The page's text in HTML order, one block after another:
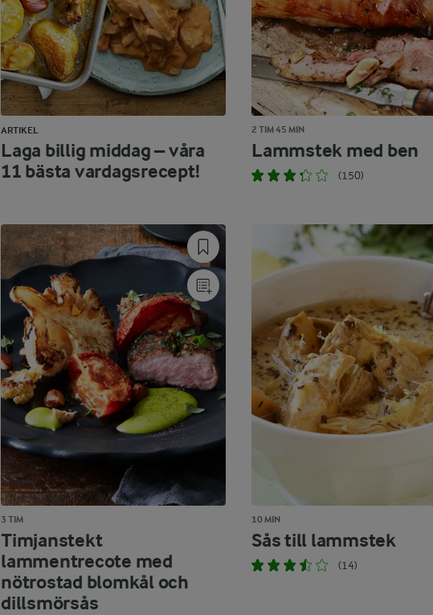
ARTIKEL
Laga billig middag – våra
11 bästa vardagsrecept!
2 TIM 45 MIN
Lammstek med ben
(150)
3 TIM
Timjanstekt
lammentrecote med
nötrostad blomkål och
dillsmörsås
10 MIN
Sås till lammstek
(14)